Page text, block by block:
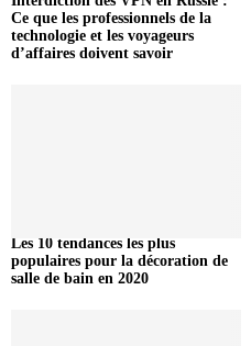
Ce que les professionnels de la
technologie et les voyageurs
d’affaires doivent savoir
Les 10 tendances les plus
populaires pour la décoration de
salle de bain en 2020